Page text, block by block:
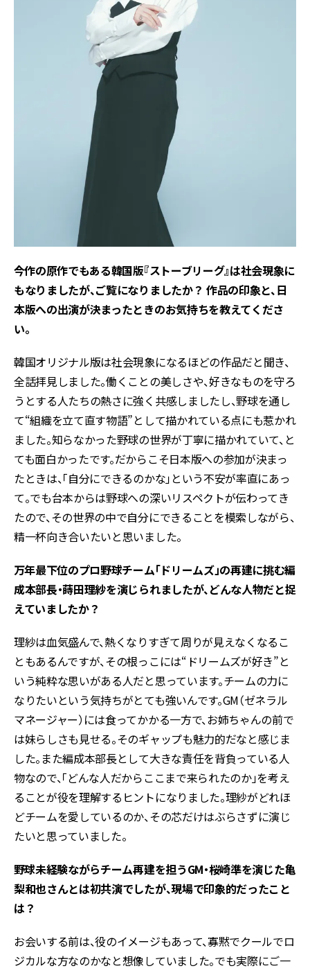
――今作の原作でもある韓国版『ストーブリーグ』は社会現象に
もなりましたが、ご覧になりましたか？ 作品の印象と、日
本版への出演が決まったときのお気持ちを教えてくださ
い。
韓国オリジナル版は社会現象になるほどの作品だと聞き、
全話拝見しました。働くことの美しさや、好きなものを守ろ
うとする人たちの熱さに強く共感しましたし、野球を通し
て“組織を立て直す物語”として描かれている点にも惹かれ
ました。知らなかった野球の世界が丁寧に描かれていて、と
ても面白かったです。だからこそ日本版への参加が決まっ
たときは、「自分にできるのかな」という不安が率直にあっ
て。でも台本からは野球への深いリスペクトが伝わってき
たので、その世界の中で自分にできることを模索しながら、
精一杯向き合いたいと思いました。
――万年最下位のプロ野球チーム「ドリームズ」の再建に挑む編
成本部長・蒔田理紗を演じられましたが、どんな人物だと捉
えていましたか？
理紗は血気盛んで、熱くなりすぎて周りが見えなくなるこ
ともあるんですが、その根っこには“ドリームズが好き”と
いう純粋な思いがある人だと思っています。チームの力に
なりたいという気持ちがとても強いんです。GM（ゼネラル
マネージャー）には食ってかかる一方で、お姉ちゃんの前で
は妹らしさも見せる。そのギャップも魅力的だなと感じま
した。また編成本部長として大きな責任を背負っている人
物なので、「どんな人だからここまで来られたのか」を考え
ることが役を理解するヒントになりました。理紗がどれほ
どチームを愛しているのか、その芯だけはぶらさずに演じ
たいと思っていました。
――野球未経験ながらチーム再建を担うGM・桜崎準を演じた亀
梨和也さんとは初共演でしたが、現場で印象的だったこと
は？
お会いする前は、役のイメージもあって、寡黙でクールでロ
ジカルな方なのかなと想像していました。でも実際にご一